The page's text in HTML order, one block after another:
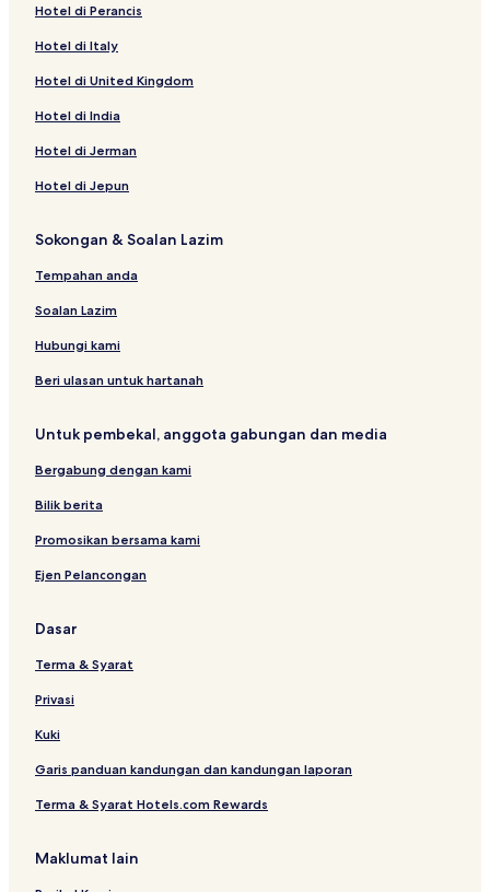
Hotel di Perancis
Hotel di Italy
Hotel di United Kingdom
Hotel di India
Hotel di Jerman
Hotel di Jepun
Sokongan & Soalan Lazim
Tempahan anda
Soalan Lazim
Hubungi kami
Beri ulasan untuk hartanah
Untuk pembekal, anggota gabungan dan media
Bergabung dengan kami
Bilik berita
Promosikan bersama kami
Ejen Pelancongan
Dasar
Terma & Syarat
Privasi
Kuki
Garis panduan kandungan dan kandungan laporan
Terma & Syarat Hotels.com Rewards
Maklumat lain